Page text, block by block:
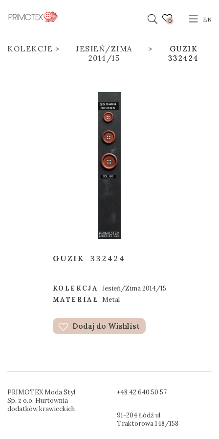
0 EN
KOLEKCJE
JESIEŃ/ZIMA
2014/15
GUZIK
332424
GUZIK 332424
KOLEKCJA
Jesień/Zima 2014/15
MATERIAŁ Metal
Dodaj do Wishlist
PRIMOTEX Moda Styl
Sp. z o.o. Hurtownia
dodatków krawieckich
+48 42 640 50 57
91-204 Łódź ul.
Traktorowa 148/158